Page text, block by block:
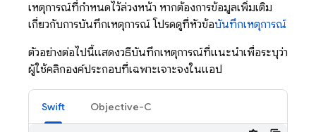
เหตุการณ์ที่กำหนดไว้ล่วงหน้า หากต้องการข้อมูลเพิ่มเติม
เกี่ยวกับการบันทึกเหตุการณ์ โปรดดูที่หัวข้อบันทึกเหตุการณ์
ตัวอย่างต่อไปนี้แสดงวิธีบันทึกเหตุการณ์ที่แนะนำเพื่อระบุว่า
ผู้ใช้คลิกองค์ประกอบที่เฉพาะเจาะจงในแอป
Swift Objective-C